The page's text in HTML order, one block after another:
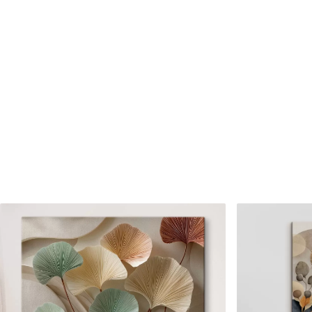
✓
✓Biztonságos, szagtalan tinta
✗ Vászonhatású felület
✗Környezetbarát anyag
✓
✓
✓ Vászonhatású felület
✗ Környezetbarát anyag